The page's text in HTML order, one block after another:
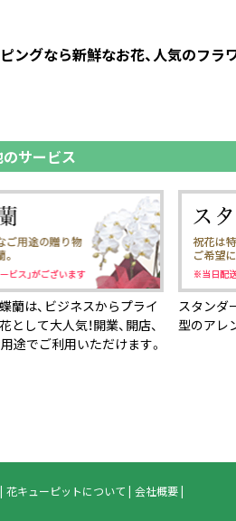
グなら新鮮なお花、人気のフラ
サービス
蘭は、ビジネスからプライ
して大人気！開業、開店、
途でご利用いただけます。
スタンダ
型のアレ
花キューピットについて
会社概要